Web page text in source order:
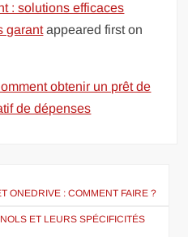
: solutions efficaces
garantappeared first on
obtenir un prêt de
de dépenses
ONEDRIVE : COMMENT FAIRE ?
ET LEURS SPÉCIFICITÉS